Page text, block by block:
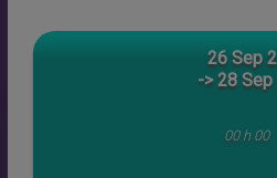
26 Sep
-> 28 Sep
00 h 00